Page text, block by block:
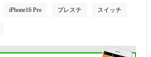
iPhone16 Pro プレステ スイッチ